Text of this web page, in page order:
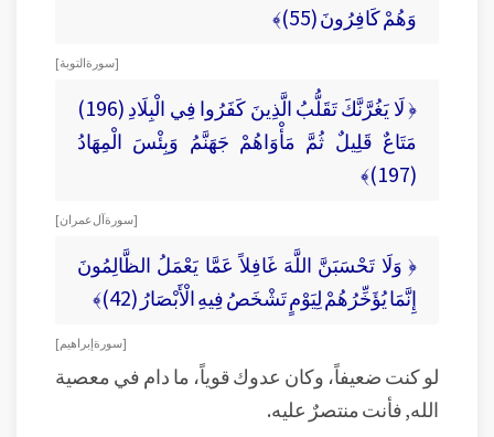
وَهُمْ كَافِرُونَ (55)﴾
[ سورة التوبة ]
﴿ لَا يَغُرَّنَّكَ تَقَلُّبُ الَّذِينَ كَفَرُوا فِي الْبِلَادِ (196)
مَتَاعٌ قَلِيلٌ ثُمَّ مَأْوَاهُمْ جَهَنَّمُ وَبِئْسَ الْمِهَادُ
(197)﴾
[ سورة آل عمران ]
﴿ وَلَا تَحْسَبَنَّ اللَّهَ غَافِلاً عَمَّا يَعْمَلُ الظَّالِمُونَ
إِنَّمَا يُؤَخِّرُهُمْ لِيَوْمٍ تَشْخَصُ فِيهِ الْأَبْصَارُ (42)﴾
[ سورة إبراهيم ]
لو كنت ضعيفاً، وكان عدوك قوياً، ما دام في معصية
الله, فأنت منتصرٌ عليه.